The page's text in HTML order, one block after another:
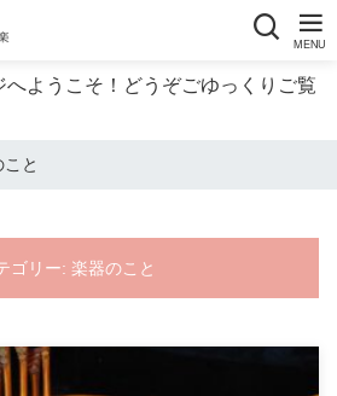
ようこそ！どうぞごゆっくりご覧
と
ゴリー: 楽器のこと